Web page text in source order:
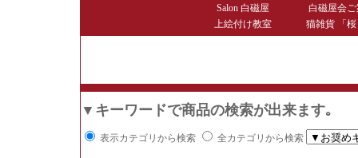
Salon 白磁屋
白磁屋会
上絵付け教室
猫雑貨 「
▼キーワードで商品の検索が出来ます｡
表示カテゴリから検索 全カテゴリから検索